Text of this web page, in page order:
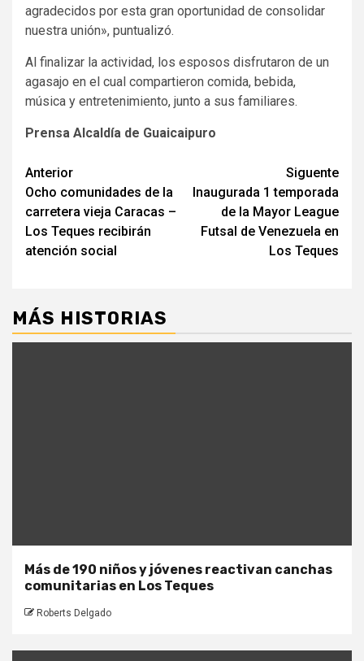
agradecidos por esta gran oportunidad de consolidar
nuestra unión», puntualizó.
Al finalizar la actividad, los esposos disfrutaron de un
agasajo en el cual compartieron comida, bebida,
música y entretenimiento, junto a sus familiares.
Prensa Alcaldía de Guaicaipuro
Navegación
de
entradas
Anterior
Ocho comunidades de la
carretera vieja Caracas –
Los Teques recibirán
atención social
Siguente
Inaugurada 1 temporada
de la Mayor League
Futsal de Venezuela en
Los Teques
MÁS HISTORIAS
Más de 190 niños y jóvenes reactivan canchas
comunitarias en Los Teques
Roberts Delgado